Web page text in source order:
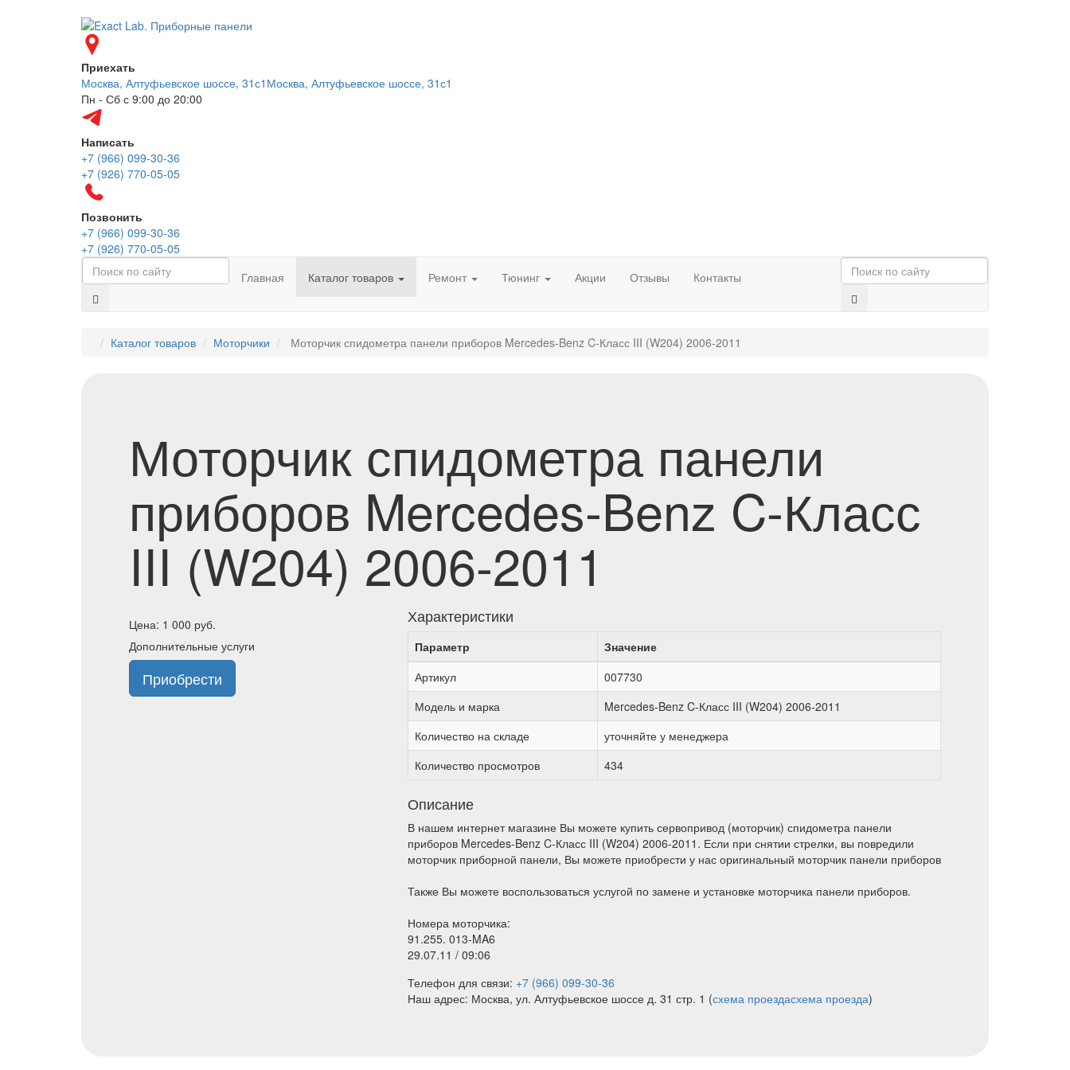
Приехать
Москва, Алтуфьевское шоссе, 31с1 Москва, Алтуфьевское шоссе, 31с1
Пн - Сб с 9:00 до 20:00
Написать
+7 (966) 099-30-36
+7 (926) 770-05-05
Позвонить
+7 (966) 099-30-36
+7 (926) 770-05-05
Главная
Каталог товаров Ремонт Тюнинг Акции Отзывы Контакты
Каталог товаров Моторчики Моторчик спидометра панели приборов Mercedes-Benz C-Класс III (W204) 2006-2011
Моторчик спидометра панели
приборов Mercedes-Benz C-Класс
III (W204) 2006-2011
Цена: 1 000 руб.
Дополнительные услуги
Приобрести
Характеристики
Параметр
Значение
Артикул
007730
Модель и марка
Mercedes-Benz C-Класс III (W204) 2006-2011
Количество на складе
уточняйте у менеджера
Количество просмотров
434
Описание
В нашем интернет магазине Вы можете купить сервопривод (моторчик) спидометра панели
приборов Mercedes-Benz C-Класс III (W204) 2006-2011. Если при снятии стрелки, вы повредили
моторчик приборной панели, Вы можете приобрести у нас оригинальный моторчик панели приборов
Также Вы можете воспользоваться услугой по замене и установке моторчика панели приборов.
Номера моторчика:
91.255. 013-MA6
29.07.11 / 09:06
Телефон для связи: +7 (966) 099-30-36
Наш адрес: Москва, ул. Алтуфьевское шоссе д. 31 стр. 1 (схема проездасхема проезда)